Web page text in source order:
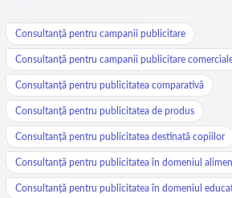
Consultanță pentru campanii publicitare
Consultanță pentru campanii publicitare
Consultanță pentru publicitatea comparativă
Consultanță pentru publicitatea de produs
Consultanță pentru publicitatea destinată copiilor
Consultanță pentru publicitatea în domeniul
Consultanță pentru publicitatea în domeniul